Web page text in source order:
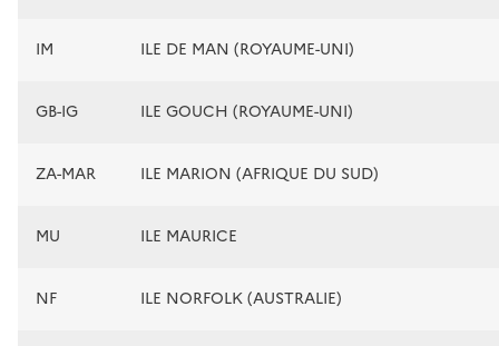
IM ILE DE MAN (ROYAUME-UNI)
GB-IG ILE GOUCH (ROYAUME-UNI)
ZA-MAR ILE MARION (AFRIQUE DU SUD)
MU ILE MAURICE
NF ILE NORFOLK (AUSTRALIE)